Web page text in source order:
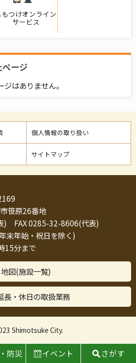
もつけオンライン
サービス
ージ
はありません。
個人情報の取り扱い
サイトマップ
笹原26番地
) FAX 0285-32-8606(代表)
末年始・祝日を除く)
15分まで
地図(施設一覧)
長・休日の取扱業務
Shimotsuke City.
防災 イベント さがす